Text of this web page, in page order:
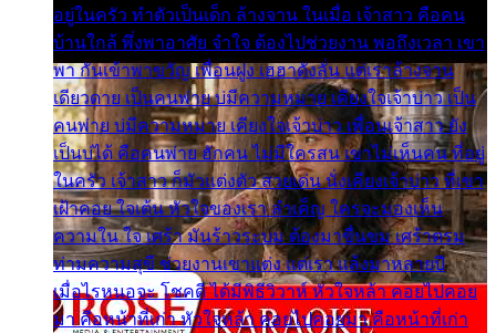
อยู่ในครัว ทำตัวเป็นเด็ก ล้างจาน ในเมื่อ เจ้าสาว คือคน
บ้านใกล้ พึ่งพาอาศัย จำใจ ต้องไปช่วยงาน พอถึงเวลา เขา
พา กันเข้าพาขวัญ เพื่อนฝูง เฮฮาดังลั่น แต่เราล้างจาน
เดียวดาย เป็นคนพ่าย บ่มีความหมาย เคียงใจเจ้าบ่าว เป็น
คนพ่าย บ่มีความหมาย เคียงใจเจ้าบ่าว เพื่อนเจ้าสาว ยัง
เป็นบ่ได้ คือคนพ่าย ฮักคน ไม่มีใครสน เขาไม่เห็นคน ที่อยู่
ในครัว เจ้าสาว ก็มัวแต่งตัว สวยเด่น นั่งเคียงเจ้าบ่าว ที่เขา
เฝ้าคอย ใจเต้น หัวใจของเรา ลำเค็ญ ใครจะมองเห็น
ความใน ใจ เศร้า มันร้าวระบม ต้องมาขื่นขม เศร้าตรม
ท่ามความสุขี ช่วยงานเขาแต่ง แต่เรา แล้งมาหลายปี
เมื่อไรหนอจะ โชคดี ได้มีพิธีวิวาห์ หัวใจหล้า คอยไปคอย
มา คือหน้าที่เก่า หัวใจหล้า คอยไปคอยมา คือหน้าที่เก่า